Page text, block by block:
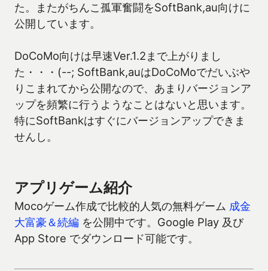
た。またがちんこ孤軍奮闘をSoftBank,au向けに
公開しています。
DoCoMo向けは早速Ver.1.2まで上がりまし
た・・・(--; SoftBank,auはDoCoMoでだいぶや
りこまれてから公開なので、あまりバージョンア
ップを頻繁に行うようなことはないと思います。
特にSoftBankはすぐにバージョンアップできま
せんし。
アプリゲーム紹介
Mocoゲーム作成で比較的人気の無料ゲーム 成金
大富豪＆続編 を公開中です。Google Play 及び
App Store でダウンロード可能です。